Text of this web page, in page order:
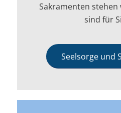
Sakramenten
sind für
Seelsorge und